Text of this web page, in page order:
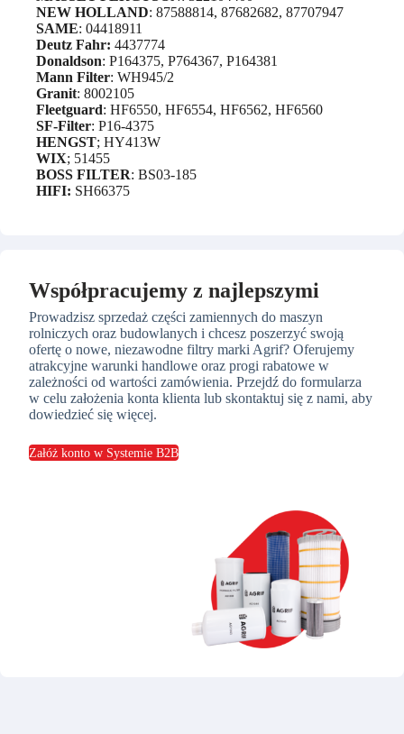
NEW HOLLAND: 87588814, 87682682, 87707947
SAME: 04418911
Deutz Fahr: 4437774
Donaldson: P164375, P764367, P164381
Mann Filter: WH945/2
Granit: 8002105
Fleetguard: HF6550, HF6554, HF6562, HF6560
SF-Filter: P16-4375
HENGST; HY413W
WIX; 51455
BOSS FILTER: BS03-185
HIFI: SH66375
Współpracujemy z najlepszymi
Prowadzisz sprzedaż części zamiennych do maszyn
rolniczych oraz budowlanych i chcesz poszerzyć swoją
ofertę o nowe, niezawodne filtry marki Agrif? Oferujemy
atrakcyjne warunki handlowe oraz progi rabatowe w
zależności od wartości zamówienia. Przejdź do formularza
w celu założenia konta klienta lub skontaktuj się z nami, aby
dowiedzieć się więcej.
Załóż konto w Systemie B2B